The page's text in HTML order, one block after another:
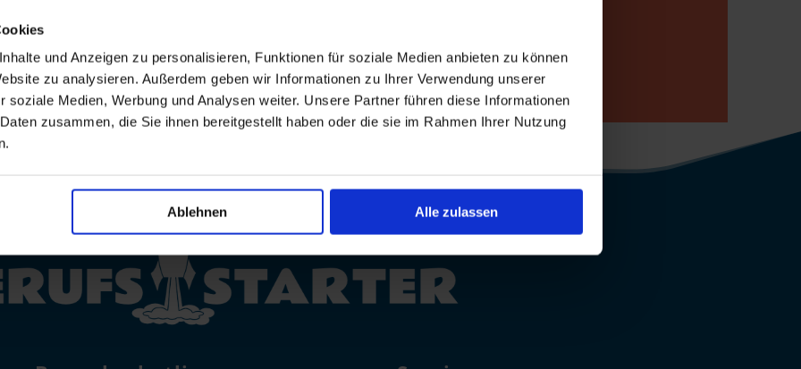
und Anzeigen zu personalisieren, Funktionen für soziale Medien anbieten zu können
zu analysieren. Außerdem geben wir Informationen zu Ihrer Verwendung unserer
soziale Medien, Werbung und Analysen weiter. Unsere Partner führen diese Informationen
zusammen, die Sie ihnen bereitgestellt haben oder die sie im Rahmen Ihrer Nutzung
Ablehnen Alle zulassen
 7008822